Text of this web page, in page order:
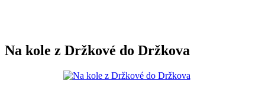
Na kole z Držkové do Držkova